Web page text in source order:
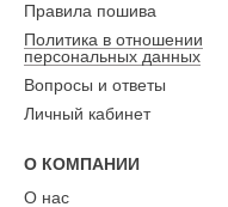
Правила пошива
Политика в отношении
персональных данных
Вопросы и ответы
Личный кабинет
О КОМПАНИИ
О нас